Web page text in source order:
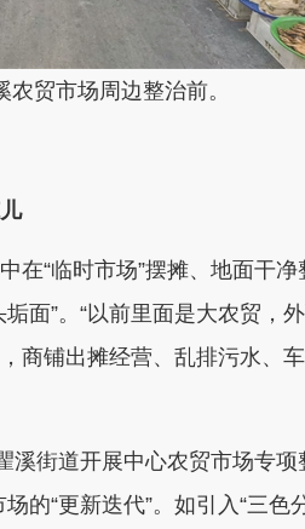
贸市场周边整治前。
“临时市场”摆摊、地面干
面”。“以前里面是大农贸，
商铺出摊经营、乱排污水、
街道开展中心农贸市场专项
的“更新迭代”。如引入“三色